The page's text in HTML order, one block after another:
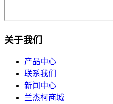
关于我们
产品中心
联系我们
新闻中心
兰杰柯商城